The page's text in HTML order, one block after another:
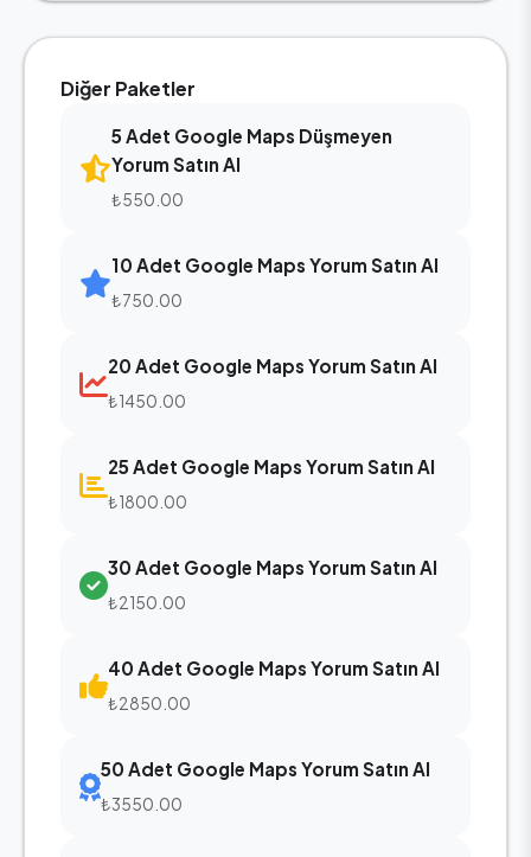
Diğer Paketler
5 Adet Google Maps Düşmeyen
Yorum Satın Al
₺550.00
10 Adet Google Maps Yorum Satın Al
₺750.00
20 Adet Google Maps Yorum Satın Al
₺1450.00
25 Adet Google Maps Yorum Satın Al
₺1800.00
30 Adet Google Maps Yorum Satın Al
₺2150.00
40 Adet Google Maps Yorum Satın Al
₺2850.00
50 Adet Google Maps Yorum Satın Al
₺3550.00